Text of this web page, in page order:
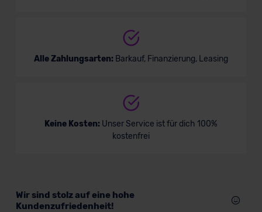
Alle Zahlungsarten: Barkauf, Finanzierung, Leasing
Keine Kosten: Unser Service ist für dich 100%
kostenfrei
Wir sind stolz auf eine hohe
Kundenzufriedenheit!